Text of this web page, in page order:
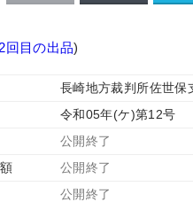
2回目の出品)
長崎地方裁判所佐世保
令和05年(ケ)第12号
公開終了
公開終了
公開終了